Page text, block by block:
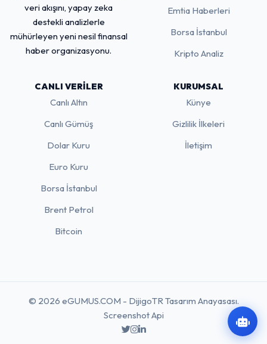
veri akışını, yapay zeka
destekli analizlerle
mühürleyen yeni nesil finansal
haber organizasyonu.
Emtia Haberleri
Borsa İstanbul
Kripto Analiz
CANLI VERILER
Canlı Altın
Canlı Gümüş
Dolar Kuru
Euro Kuru
Borsa İstanbul
Brent Petrol
Bitcoin
KURUMSAL
Künye
Gizlilik İlkeleri
İletişim
© 2026 eGUMUS.COM - DijigoTR Tasarım Anayasası.
Screenshot Api